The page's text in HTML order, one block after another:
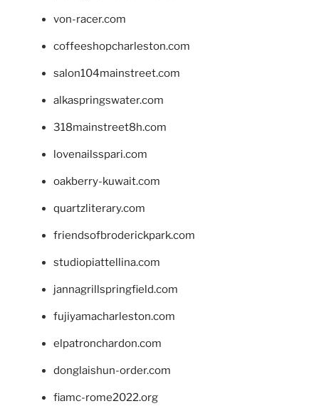
von-racer.com
coffeeshopcharleston.com
salon104mainstreet.com
alkaspringswater.com
318mainstreet8h.com
lovenailsspari.com
oakberry-kuwait.com
quartzliterary.com
friendsofbroderickpark.com
studiopiattellina.com
jannagrillspringfield.com
fujiyamacharleston.com
elpatronchardon.com
donglaishun-order.com
fiamc-rome2022.org